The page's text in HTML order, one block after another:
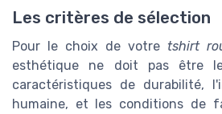
Les critères de sélection
Pour le choix de votre tshirt
esthétique ne doit pas être
caractéristiques de durabilité,
humaine, et les conditions de